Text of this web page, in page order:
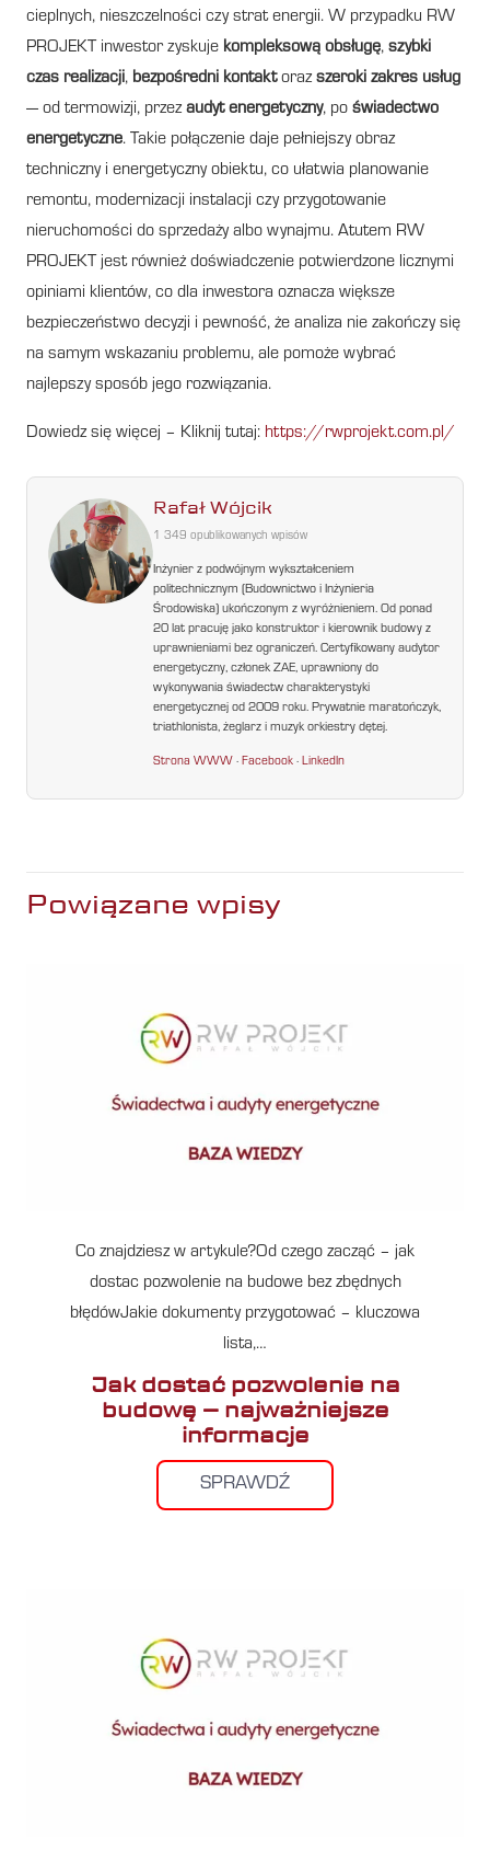
cieplnych, nieszczelności czy strat energii. W przypadku RW
PROJEKT inwestor zyskuje kompleksową obsługę, szybki
czas realizacji, bezpośredni kontaktoraz szeroki zakres usług
— od termowizji, przez audyt energetyczny, po świadectwo
energetyczne. Takie połączenie daje pełniejszy obraz
techniczny i energetyczny obiektu, co ułatwia planowanie
remontu, modernizacji instalacji czy przygotowanie
nieruchomości do sprzedaży albo wynajmu. Atutem RW
PROJEKT jest również doświadczenie potwierdzone licznymi
opiniami klientów, co dla inwestora oznacza większe
bezpieczeństwo decyzji i pewność, że analiza nie zakończy się
na samym wskazaniu problemu, ale pomoże wybrać
najlepszy sposób jego rozwiązania.
Dowiedz się więcej – Kliknij tutaj: https://rwprojekt.com.pl/
Rafał Wójcik
1 349 opublikowanych wpisów
Inżynier z podwójnym wykształceniem
politechnicznym (Budownictwo i Inżynieria
Środowiska) ukończonym z wyróżnieniem. Od ponad
20 lat pracuję jako konstruktor i kierownik budowy z
uprawnieniami bez ograniczeń. Certyfikowany audytor
energetyczny, członek ZAE, uprawniony do
wykonywania świadectw charakterystyki
energetycznej od 2009 roku. Prywatnie maratończyk,
triathlonista, żeglarz i muzyk orkiestry dętej.
Strona WWW ·Facebook ·LinkedIn
Powiązane wpisy
Co znajdziesz w artykule?Od czego zacząć – jak
dostac pozwolenie na budowe bez zbędnych
błędówJakie dokumenty przygotować – kluczowa
lista,…
Jak dostać pozwolenie na
budowę – najważniejsze
informacje
SPRAWDŹ